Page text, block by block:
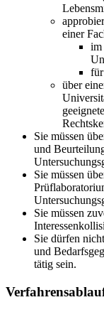
einer
im
über
Sie müssen
und
Sie müssen
Sie müssen
Sie dürfen
und
tätig sein.